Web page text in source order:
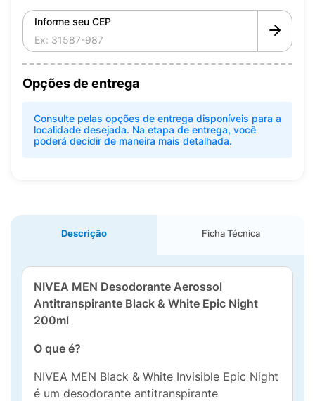
Informe seu CEP
Opções de entrega
Consulte pelas opções de entrega disponíveis para a
localidade desejada. Na etapa de entrega, você
poderá decidir de maneira mais detalhada.
Descrição Ficha Técnica
NIVEA MEN Desodorante Aerossol
Antitranspirante Black & White Epic Night
200ml
O que é?
NIVEA MEN Black & White Invisible Epic Night
é um desodorante antitranspirante